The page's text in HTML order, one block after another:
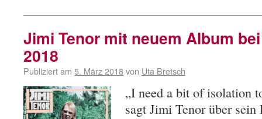
Jimi Tenor mit neuem Album
2018
Publiziert am 5. März 2018von Uta Bretsch
„I need a bit of isolation
sagt Jimi Tenor über sein